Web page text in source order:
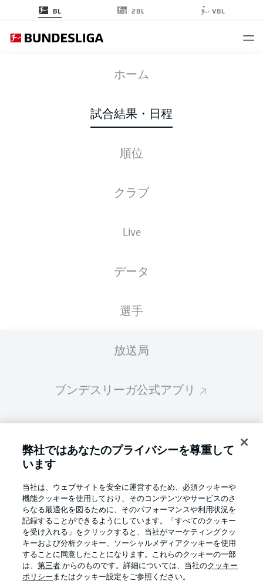
BL 2BL VBL
ホーム
試合結果・日程
順位
クラブ
Live
データ
選手
放送局
ブンデスリーガ公式アプリ
ファンタジー・マネジャー
言語をお選びください
日本語 Display Mode
ログイン
RBL SCP
スターティングメンバー
スターティングメンバーは試合開始の 60分前
弊社ではあなたのプライバシーを尊重して
います
当社は、ウェブサイトを安全に運営するため、必須クッキーや
機能クッキーを使用しており、そのコンテンツやサービスのさ
らなる最適化を図るために、そのパフォーマンスや利用状況を
記録することができるようにしています。「すべてのクッキー
を受け入れる」をクリックすると、当社がマーケティングクッ
キーおよび分析クッキー、ソーシャルメディアクッキーを使用
することに同意したことになります。これらのクッキーの一部
は、第三者 からのものです。詳細については、当社のクッキー
ポリシー またはクッキー設定をご参照ください。